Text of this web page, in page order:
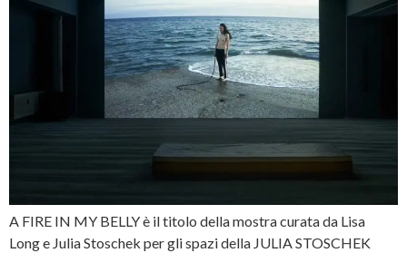
A FIRE IN MY BELLY è il titolo della mostra curata da Lisa
Long e Julia Stoschek per gli spazi della JULIA STOSCHEK